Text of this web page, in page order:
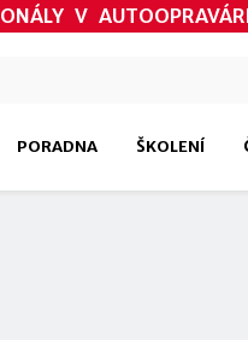
V
PORADNA ŠKOLENÍ